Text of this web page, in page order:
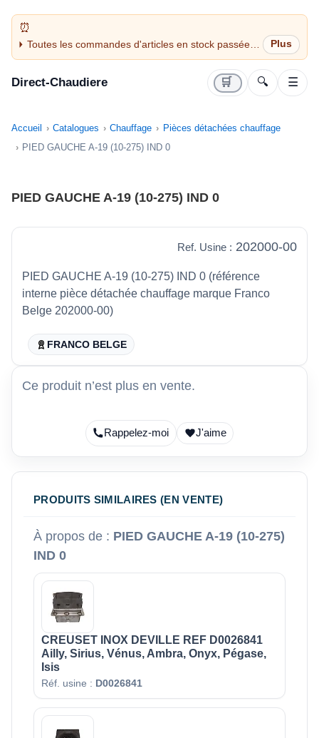
Toutes les commandes d'articles en stock passées
avant 14H sont expédiées le jour même (jours
Direct-Chaudiere 🛒 🔍 ☰
Accueil Catalogues Chauffage
Pièces détachées chauffage
PIED GAUCHE A-19 (10-275) IND 0
PIED GAUCHE A-19 (10-275) IND 0
Ref. Usine : 202000-00
PIED GAUCHE A-19 (10-275) IND 0 (référence
interne pièce détachée chauffage marque Franco
Belge 202000-00)
FRANCO BELGE
Ce produit n’est plus en vente.
Rappelez-moi J'aime
PRODUITS SIMILAIRES (EN VENTE)
À propos de : PIED GAUCHE A-19 (10-275)
IND 0
CREUSET INOX DEVILLE REF D0026841
Ailly, Sirius, Vénus, Ambra, Onyx, Pégase,
Isis
Réf. usine : D0026841